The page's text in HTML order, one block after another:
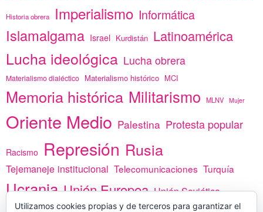
Historia obrera Imperialismo Informática
Islamalgama Israel Kurdistán Latinoamérica
Lucha ideológica Lucha obrera
Materialismo dialéctico Materialismo histórico MCI
Memoria histórica Militarismo MLNV Mujer
Oriente Medio Palestina Protesta popular
Racismo Represión Rusia
Tejemaneje institucional Telecomunicaciones Turquía
Ucrania Unión Europea Unión Soviética
Utilizamos cookies propias y de terceros para garantizar el